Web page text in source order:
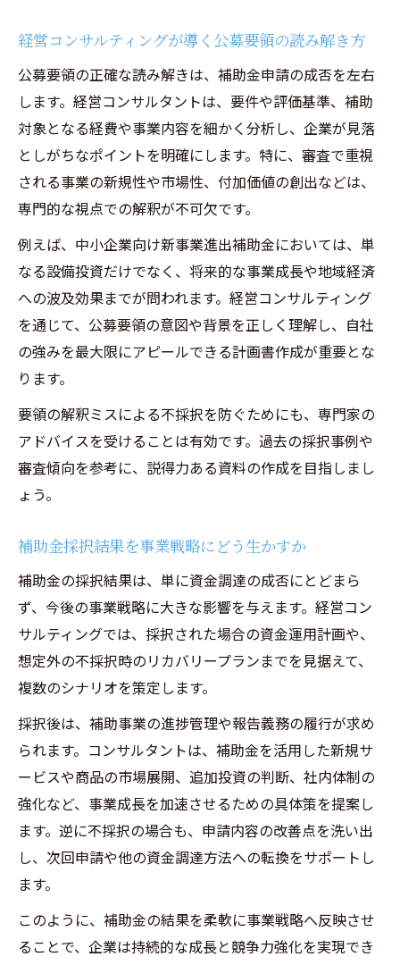
ング戦略
補助金申請代行と連携した効率的な資金確
保
中小企業が新市場へ進出するための資金調
達手法
中小企業が新市場へ挑むための補助金最新情報
経営コンサルティングで得る新事業進出補
助金最新情報
2025年の補助金動向と中小企業の注目点
新市場進出に役立つ補助金の種類と特徴
申請スケジュールと公募要領の変更点に注
目
分析
経営コンサルティングが導く公募要領の読み解き方
公募要領の正確な読み解きは、補助金申請の成否を左右
します。経営コンサルタントは、要件や評価基準、補助
対象となる経費や事業内容を細かく分析し、企業が見落
としがちなポイントを明確にします。特に、審査で重視
される事業の新規性や市場性、付加価値の創出などは、
専門的な視点での解釈が不可欠です。
例えば、中小企業向け新事業進出補助金においては、単
なる設備投資だけでなく、将来的な事業成長や地域経済
への波及効果までが問われます。経営コンサルティング
を通じて、公募要領の意図や背景を正しく理解し、自社
の強みを最大限にアピールできる計画書作成が重要とな
ります。
要領の解釈ミスによる不採択を防ぐためにも、専門家の
アドバイスを受けることは有効です。過去の採択事例や
審査傾向を参考に、説得力ある資料の作成を目指しまし
ょう。
補助金採択結果を事業戦略にどう生かすか
補助金の採択結果は、単に資金調達の成否にとどまら
ず、今後の事業戦略に大きな影響を与えます。経営コン
サルティングでは、採択された場合の資金運用計画や、
想定外の不採択時のリカバリープランまでを見据えて、
複数のシナリオを策定します。
採択後は、補助事業の進捗管理や報告義務の履行が求め
られます。コンサルタントは、補助金を活用した新規サ
ービスや商品の市場展開、追加投資の判断、社内体制の
強化など、事業成長を加速させるための具体策を提案し
ます。逆に不採択の場合も、申請内容の改善点を洗い出
し、次回申請や他の資金調達方法への転換をサポートし
ます。
このように、補助金の結果を柔軟に事業戦略へ反映させ
ることで、企業は持続的な成長と競争力強化を実現でき